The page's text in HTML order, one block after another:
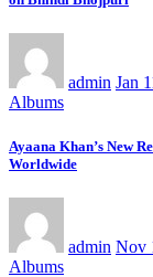
admin Jan
Albums
Ayaana Khan’s New
Worldwide
admin Nov
Albums